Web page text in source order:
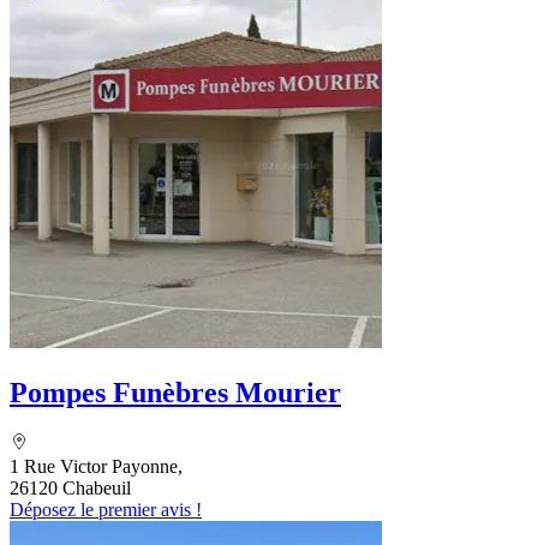
Pompes Funèbres Mourier
1 Rue Victor Payonne,
26120 Chabeuil
Déposez le premier avis !